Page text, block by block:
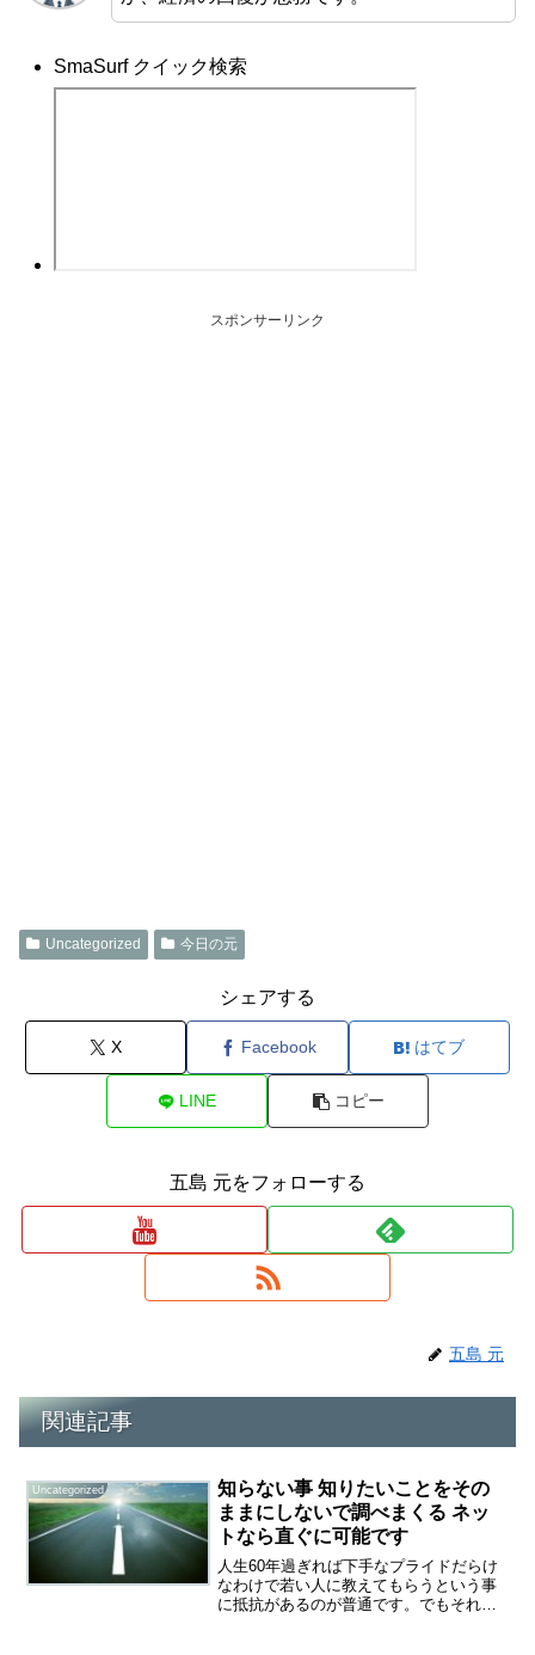
SmaSurf クイック検索
スポンサーリンク
Uncategorized 今日の元
シェアする
X Facebook はてブ
LINE コピー
五島 元をフォローする
五島 元
関連記事
Uncategorized
知らない事 知りたいことをその
ままにしないで調べまくる ネッ
トなら直ぐに可能です
人生60年過ぎれば下手なプライドだらけ
なわけで若い人に教えてもらうという事
に抵抗があるのが普通です。でもそれで